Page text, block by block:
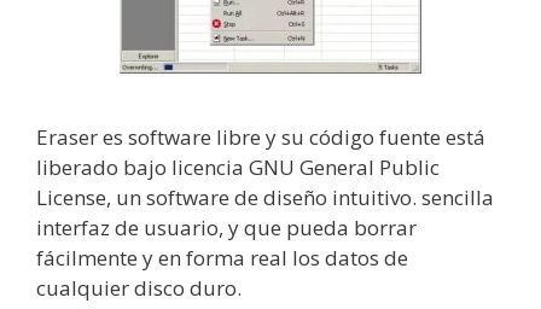
Eraser es software libre y su código fuente está
liberado bajo licencia GNU General Public
License, un software de diseño intuitivo. sencilla
interfaz de usuario, y que pueda borrar
fácilmente y en forma real los datos de
cualquier disco duro.